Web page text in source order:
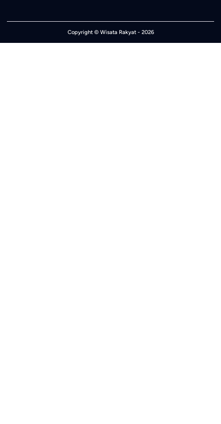
Copyright © Wisata Rakyat- 2026